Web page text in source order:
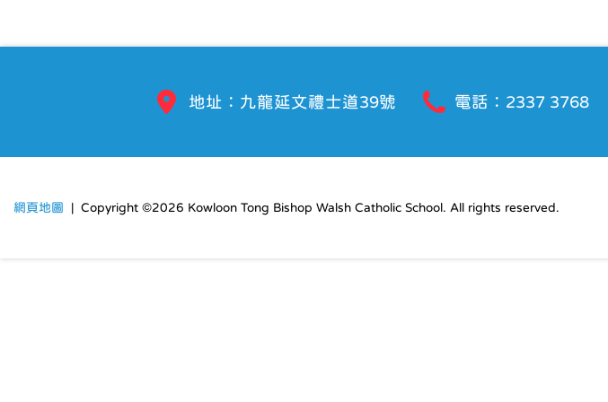
地址：九龍延文禮士道39號 電話：2337 3768
網頁地圖 | Copyright ©2026 Kowloon Tong Bishop Walsh Catholic School. All rights reserved.